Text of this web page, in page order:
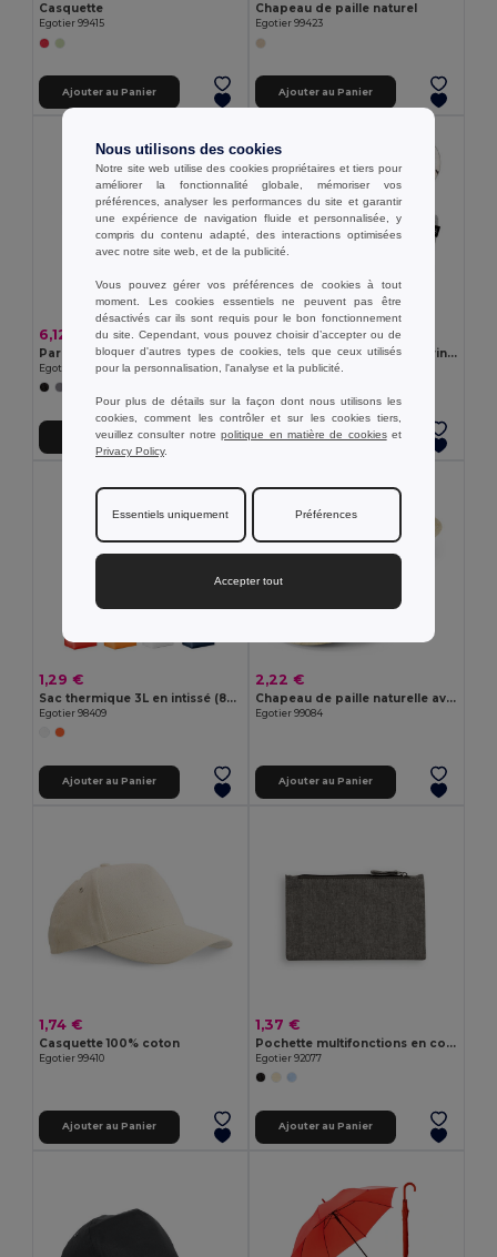
Casquette
Egotier 99415
Ajouter au Panier
Chapeau de paille naturel
Egotier 99423
Ajouter au Panier
6,12 €
Parapluie en polyester 190T
Egotier 99100
Ajouter au Panier
1,22 €
Trousse polyvalente en feutrine recyclée (100% rPET)
Egotier 92382
Ajouter au Panier
1,29 €
Sac thermique 3L en intissé (80 g/m²)
Egotier 98409
Ajouter au Panier
2,22 €
Chapeau de paille naturelle avec bande en polyester
Egotier 99084
Ajouter au Panier
1,74 €
Casquette 100% coton
Egotier 99410
Ajouter au Panier
1,37 €
Pochette multifonctions en coton recyclé (70%) et polyester (30% rPET) (140 g/m²) (140 g/m²)
Egotier 92077
Ajouter au Panier
Nous utilisons des cookies
Notre site web utilise des cookies propriétaires et tiers pour
améliorer la fonctionnalité globale, mémoriser vos
préférences, analyser les performances du site et garantir
une expérience de navigation fluide et personnalisée, y
compris du contenu adapté, des interactions optimisées
avec notre site web, et de la publicité.
Vous pouvez gérer vos préférences de cookies à tout
moment. Les cookies essentiels ne peuvent pas être
désactivés car ils sont requis pour le bon fonctionnement
du site. Cependant, vous pouvez choisir d’accepter ou de
bloquer d'autres types de cookies, tels que ceux utilisés
pour la personnalisation, l'analyse et la publicité.
Pour plus de détails sur la façon dont nous utilisons les
cookies, comment les contrôler et sur les cookies tiers,
veuillez consulter notrepolitique en matière de cookieset
Privacy Policy.
Essentiels uniquement Préférences
Accepter tout